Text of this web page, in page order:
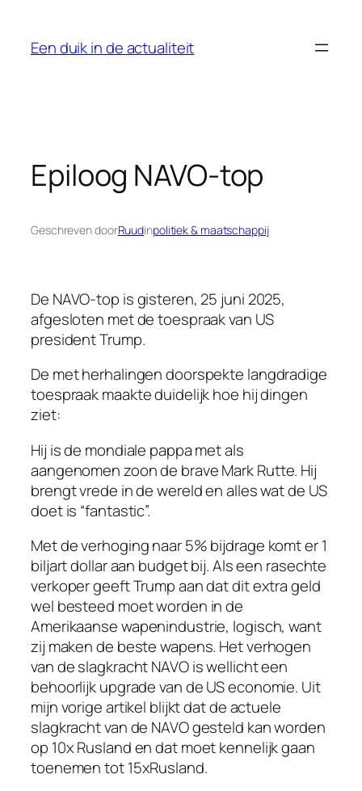
Een duik in de actualiteit
Epiloog NAVO-top
Geschreven doorRuudinpolitiek & maatschappij
De NAVO-top is gisteren, 25 juni 2025,
afgesloten met de toespraak van US
president Trump.
De met herhalingen doorspekte langdradige
toespraak maakte duidelijk hoe hij dingen
ziet:
Hij is de mondiale pappa met als
aangenomen zoon de brave Mark Rutte. Hij
brengt vrede in de wereld en alles wat de US
doet is “fantastic”.
Met de verhoging naar 5% bijdrage komt er 1
biljart dollar aan budget bij. Als een rasechte
verkoper geeft Trump aan dat dit extra geld
wel besteed moet worden in de
Amerikaanse wapenindustrie, logisch, want
zij maken de beste wapens. Het verhogen
van de slagkracht NAVO is wellicht een
behoorlijk upgrade van de US economie. Uit
mijn vorige artikel blijkt dat de actuele
slagkracht van de NAVO gesteld kan worden
op 10x Rusland en dat moet kennelijk gaan
toenemen tot 15xRusland.